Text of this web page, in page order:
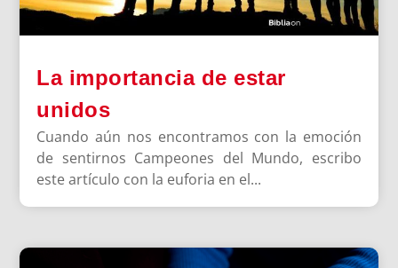
La importancia de estar
unidos
Cuando aún nos encontramos con la emoción
de sentirnos Campeones del Mundo, escribo
este artículo con la euforia en el...